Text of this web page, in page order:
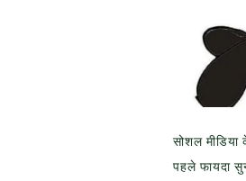
सोशल
पहले फायदा